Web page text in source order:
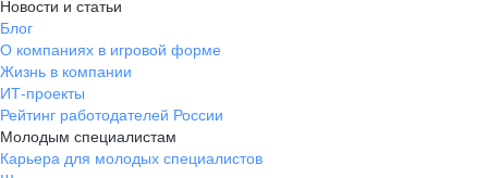
Новости и статьи
Блог
О компаниях в игровой форме
Жизнь в компании
ИТ-проекты
Рейтинг работодателей России
Молодым специалистам
Карьера для молодых специалистов